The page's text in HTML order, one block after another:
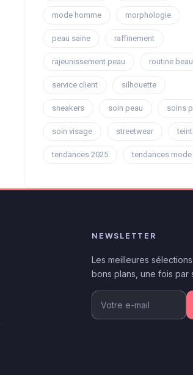
mode homme morphologie
peau saine raffinement
rajeunissement peau routine
service client silhouette
sneakers soin peau soins
soin visage streetwear
tendances 2025 tendances mode
NEWSLETTER
Les meilleures
bons plans, une fois par